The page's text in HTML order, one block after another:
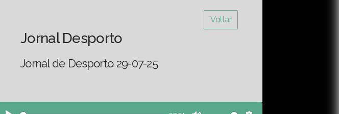
Voltar
Jornal Desporto
Jornal de Desporto 29-07-25